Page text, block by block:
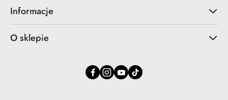
Informacje
O sklepie